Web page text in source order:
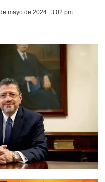
mayo de 2024 | 3:02 pm